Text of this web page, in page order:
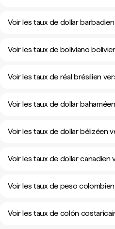
Voir les taux de dollar
Voir les taux de boliviano
Voir les taux de réal brésilien
Voir les taux de dollar
Voir les taux de dollar bélizéen
Voir les taux de dollar canadien
Voir les taux de peso
Voir les taux de colón